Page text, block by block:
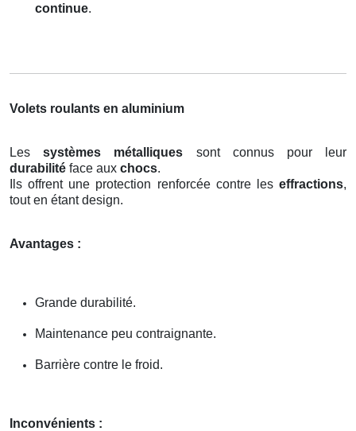
continue.
Volets roulants en aluminium
Lessystèmes métalliques sont connus pour leur
durabilité face aux chocs.
Ils offrent une protection renforcée contre les effractions,
tout en étant design.
Avantages :
Grande durabilité.
Maintenance peu contraignante.
Barrière contre le froid.
Inconvénients :